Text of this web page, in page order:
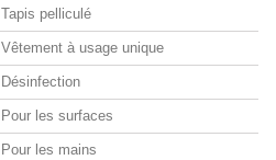
Tapis pelliculé
Vêtement à usage unique
Désinfection
Pour les surfaces
Pour les mains